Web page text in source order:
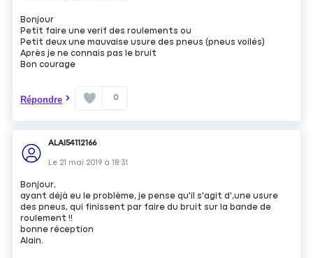
Bonjour
Petit faire une verif des roulements ou
Petit deux une mauvaise usure des pneus (pneus voilés)
Après je ne connais pas le bruit
Bon courage
Répondre 0
ALAI54112166
Le 21 mai 2019 à18:31
Bonjour,
ayant déjà eu le problème, je pense qu'il s'agit d',une usure
des pneus, qui finissent par faire du bruit sur la bande de
roulement !!
bonne réception
Alain.